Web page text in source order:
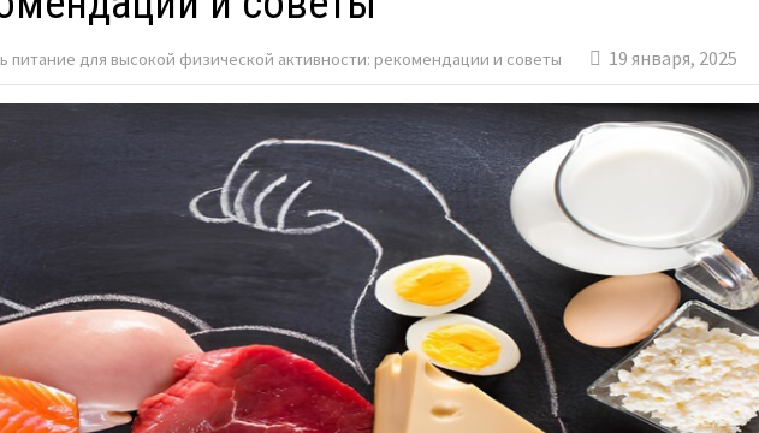
питание для высокой физической активности: рекомендации и советы 19 января, 2025